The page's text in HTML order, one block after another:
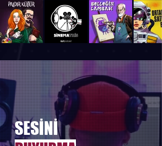
SESİNİ